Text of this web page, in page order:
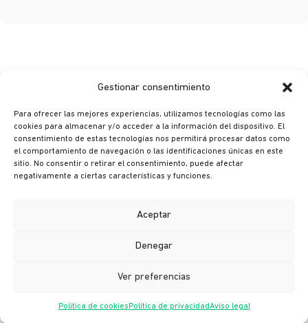
Gestionar consentimiento
Para ofrecer las mejores experiencias, utilizamos tecnologías como las
cookies para almacenar y/o acceder a la información del dispositivo. El
consentimiento de estas tecnologías nos permitirá procesar datos como
el comportamiento de navegación o las identificaciones únicas en este
sitio. No consentir o retirar el consentimiento, puede afectar
negativamente a ciertas características y funciones.
Aceptar
Denegar
Ver preferencias
Política de cookies Política de privacidadAviso legal
© Ikusi 2026
Aviso legal
Política de cookies
Canal ético